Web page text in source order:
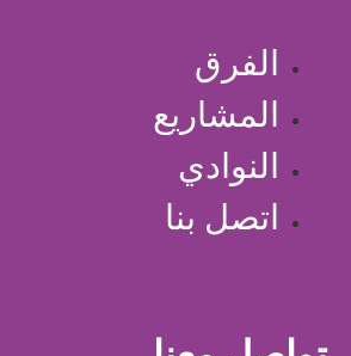
الفرق
المشاريع
النوادي
اتصل بنا